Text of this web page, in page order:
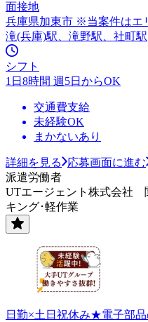
面接地
兵庫県加東市 ※当案件はエ
滝(兵庫)駅、滝野駅、社町駅
シフト
1日8時間 週5日からOK
交通費支給
未経験OK
まかないあり
詳細を見る
応募画面に進む
派遣労働者
UTエージェント株式会社
キング･軽作業
日勤×土日祝休み★電子部